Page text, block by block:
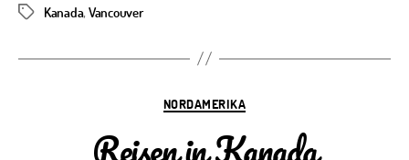
Schlagwörter
Kanada, Vancouver
Kategorien
NORDAMERIKA